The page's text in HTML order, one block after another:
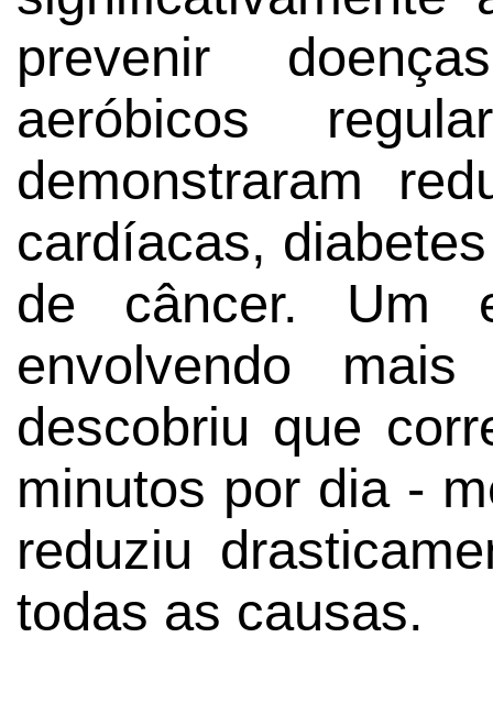
prevenir
aeróbicos
demonstraram
cardíacas,
de câncer. Um
envolvendo
descobriu que
minutos por dia -
reduziu
todas as causas.